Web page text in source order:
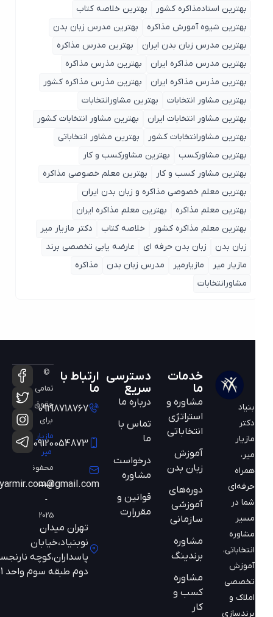
بهترین استادمذاکره کشور
بهترین خلاصه کتاب
بهترین شیوه آمورش مذاکره
بهترین مدرس زبان بدن
بهترین مدرس زبان بدن ایران
بهترین مدرس مذاکره
بهترین مدرس مذاکره ایران
بهترین مذرس مذاکره
بهترین مذرس مذاکره ایران
بهترین مذرس مذاکره کشور
بهترین مشاور انتخابات
بهترین مشاورانتخابات
بهترین مشاور انتخابات ایران
بهترین مشاور انتخابات کشور
بهترین مشاورانتخابات کشور
بهترین مشاور انتخاباتی
بهترین مشاورکسب
بهترین مشاورکسب و کار
بهترین مشاور کسب و کار
بهترین معلم خصوصی مذاکره
بهترین معلم خصوصی مذاکره و زبان بدن ایران
بهترین معلم مذاکره
بهترین معلم مذاکره ایران
بهترین معلم مذاکره کشور
خلاصه کتاب
دکتر مازیار میر
زبان بدن
زبان بدن حرفه ای
عارضه یابی تخصصی برند
مازیار میر
مازیارمیر مدرس زبان بدن
مذاکره
مشاورانتخابات
مازیار
همراه
حرفه‌ای
شما در
مسیر
مشاوره
انتخاباتی،
آموزش
تخصصی
املاک و
برندسازی
خدمات
مشاوره و
استراتژی
انتخاباتی
آموزش
زبان بدن
دوره‌های
آموزشی
سازمانی
مشاوره
برندینگ
مشاوره
کسب و
دسترسی
سریع
درباره ما
تماس با
ما
درخواست
مشاوره
قوانین و
مقررارت
ارتباط با
09198718767
09120054873
mazyarmir.com@gmail.com
تهران میدان
نوبنیاد،خیابان
پاسداران،کوچه نارنجستان
دوم طبقه سوم واحد 301
©
تمامی
حقوق
محفوظ
است